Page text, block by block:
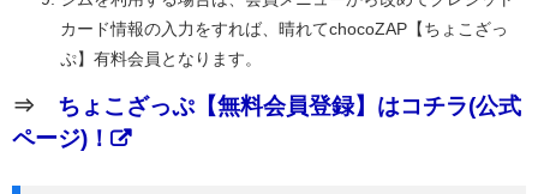
カード情報の入力をすれば、晴れてchocoZAP【ちょこざっ
ぷ】有料会員となります。
⇒ ちょこざっぷ【無料会員登録】はコチラ(公式
ページ)！